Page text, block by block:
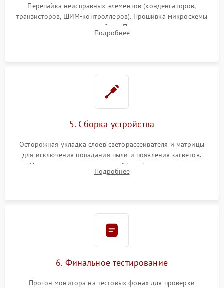
Перепайка неисправных элементов (конденсаторов,
транзисторов, ШИМ-контроллеров). Прошивка микросхемы
памяти при программных сбоях. При поломке подсветки —
разборка матрицы и замена выгоревших светодиодов.
Подробнее
5. Сборка устройства
Осторожная укладка слоев светорассеивателя и матрицы
для исключения попадания пыли и появления засветов.
Надежное подключение шлейфов, фиксация плат и
аккуратное защелкивание пластикового корпуса монитора.
Подробнее
6. Финальное тестирование
Прогон монитора на тестовых фонах для проверки